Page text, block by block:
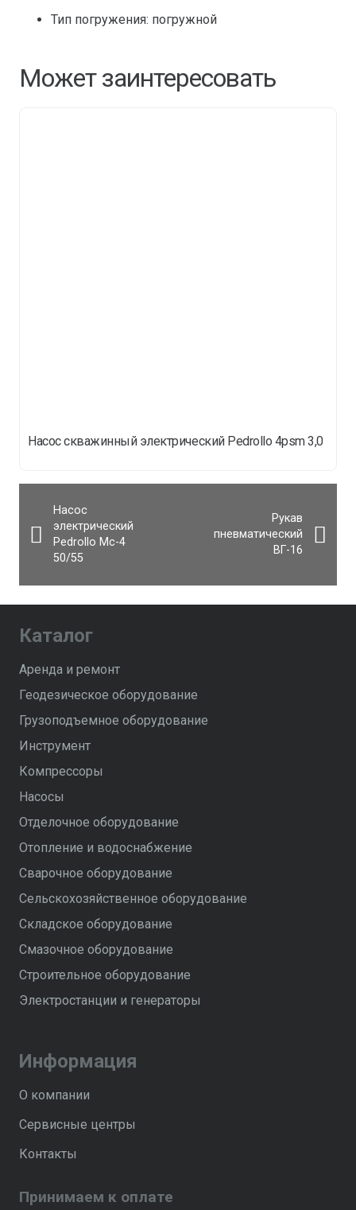
Тип погружения: погружной
Может заинтересовать
Насос скважинный электрический Pedrollo 4psm 3,0
Насос
электрический
Pedrollo Mc-4
50/55
Рукав
пневматический
BГ-16
Каталог
Аренда и ремонт
Геодезическое оборудование
Грузоподъемное оборудование
Инструмент
Компрессоры
Насосы
Отделочное оборудование
Отопление и водоснабжение
Сварочное оборудование
Сельскохозяйственное оборудование
Складское оборудование
Смазочное оборудование
Строительное оборудование
Электростанции и генераторы
Информация
О компании
Сервисные центры
Контакты
Принимаем к оплате